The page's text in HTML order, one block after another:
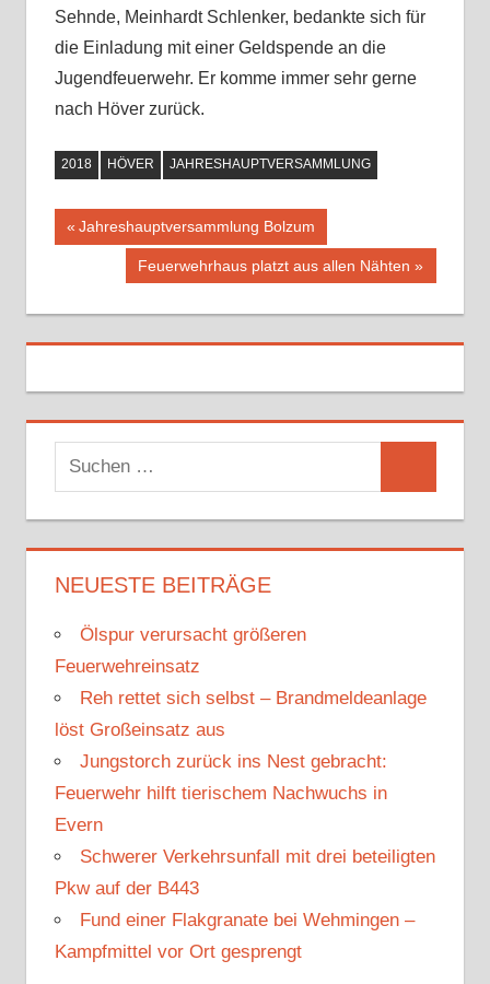
Sehnde, Meinhardt Schlenker, bedankte sich für
die Einladung mit einer Geldspende an die
Jugendfeuerwehr. Er komme immer sehr gerne
nach Höver zurück.
2018 HÖVER JAHRESHAUPTVERSAMMLUNG
Beitragsnavigation
Vorheriger
Beitrag:
Jahreshauptversammlung Bolzum
Nächster
Feuerwehrhaus platzt aus allen Nähten
u
c
h
e
a
h
c
NEUESTE BEITRÄGE
Ölspur verursacht größeren
Feuerwehreinsatz
Reh rettet sich selbst – Brandmeldeanlage
löst Großeinsatz aus
Jungstorch zurück ins Nest gebracht:
Feuerwehr hilft tierischem Nachwuchs in
Evern
Schwerer Verkehrsunfall mit drei beteiligten
Pkw auf der B443
Fund einer Flakgranate bei Wehmingen –
Kampfmittel vor Ort gesprengt